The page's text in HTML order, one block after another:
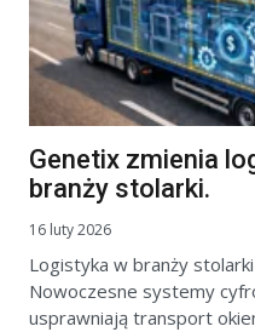
Genetix zmienia
branży stolarki.
16 luty 2026
Logistyka w branży
Nowoczesne systemy
usprawniają transport